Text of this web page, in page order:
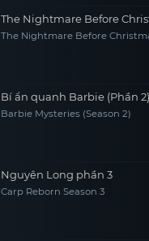
The Nightmare Before
The Nightmare Before
Bí ẩn quanh Barbie (Phần 2)
Barbie Mysteries (Season 2)
Nguyên Long phần 3
Carp Reborn Season 3